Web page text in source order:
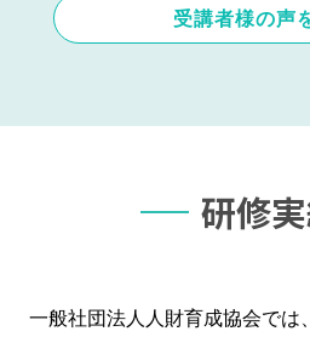
受講者様の声
研修
一般社団法人人財育成協会では